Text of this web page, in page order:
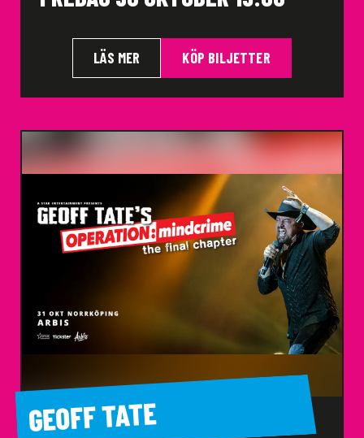
LÄS MER KÖP BILJETTER
GEOFF TATE